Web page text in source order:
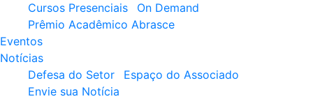
Cursos Presenciais
On Demand
Prêmio Acadêmico Abrasce
Eventos
Notícias
Defesa do Setor
Espaço do Associado
Envie sua Notícia